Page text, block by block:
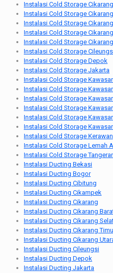
Instalasi Cold Storage Cikarang
Instalasi Cold Storage
Instalasi Cold Storage
Instalasi Cold Storage
Instalasi Cold Storage
Instalasi Cold Storage
Instalasi Cold Storage Depok
Instalasi Cold Storage Jakarta
Instalasi Cold Storage
Instalasi Cold Storage
Instalasi Cold Storage
Instalasi Cold Storage
Instalasi Cold Storage
Instalasi Cold Storage
Instalasi Cold Storage
Instalasi Cold Storage Lemah
Instalasi Cold Storage
Instalasi Ducting Bekasi
Instalasi Ducting Bogor
Instalasi Ducting Cibitung
Instalasi Ducting Cikampek
Instalasi Ducting Cikarang
Instalasi Ducting Cikarang
Instalasi Ducting Cikarang
Instalasi Ducting Cikarang
Instalasi Ducting Cikarang
Instalasi Ducting Cileungsi
Instalasi Ducting Depok
Instalasi Ducting Jakarta